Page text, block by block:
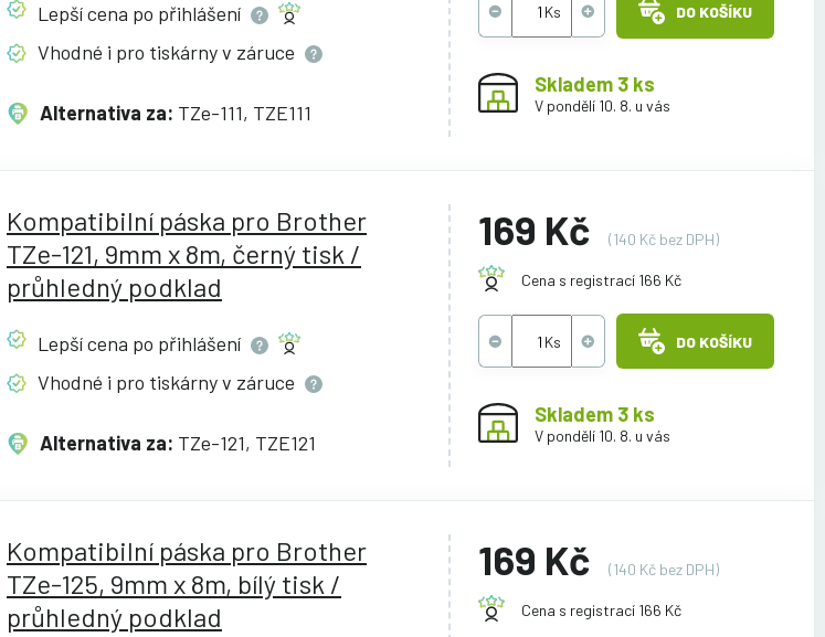
Lepší cena po přihlášení
Vhodné i pro tiskárny v záruce
Alternativa za: TZe-111, TZE111
DO KOŠÍKU
Skladem 3 ks
V pondělí 10. 8. u vás
Kompatibilní páska pro Brother
TZe-121, 9mm x 8m, černý tisk /
průhledný podklad
Lepší cena po přihlášení
Vhodné i pro tiskárny v záruce
Alternativa za: TZe-121, TZE121
169 Kč (140 Kč bez DPH)
Cena s registrací 166 Kč
DO KOŠÍKU
Skladem 3 ks
V pondělí 10. 8. u vás
Kompatibilní páska pro Brother
TZe-125, 9mm x 8m, bílý tisk /
průhledný podklad
169 Kč (140 Kč bez DPH)
Cena s registrací 166 Kč